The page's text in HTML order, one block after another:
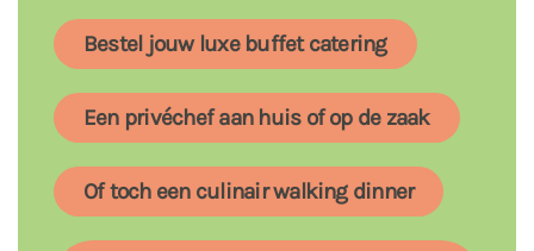
Bestel jouw luxe buffet catering
Een privéchef aan huis of op de zaak
Of toch een culinair walking dinner